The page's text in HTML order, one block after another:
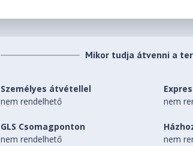
Mikor tudja átvenni a
Személyes átvétellel
nem rendelhető
nem
GLS Csomagponton
nem rendelhető
nem